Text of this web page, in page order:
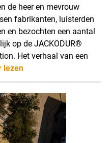
de heer en mevrouw
fabrikanten, luisterden
en bezochten een aantal
op de JACKODUR®
Het verhaal van een
lezen